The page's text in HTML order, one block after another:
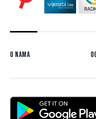
O nama